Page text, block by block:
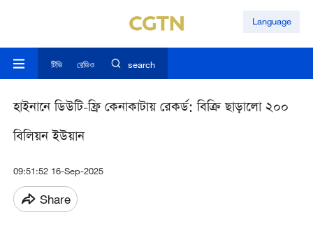
Language
টিভি রেডিও search
হাইনানে ডিউটি-ফ্রি কেনাকাটায় রেকর্ড: বিক্রি ছাড়ালো ২০০
বিলিয়ন ইউয়ান
09:51:52 16-Sep-2025
Share